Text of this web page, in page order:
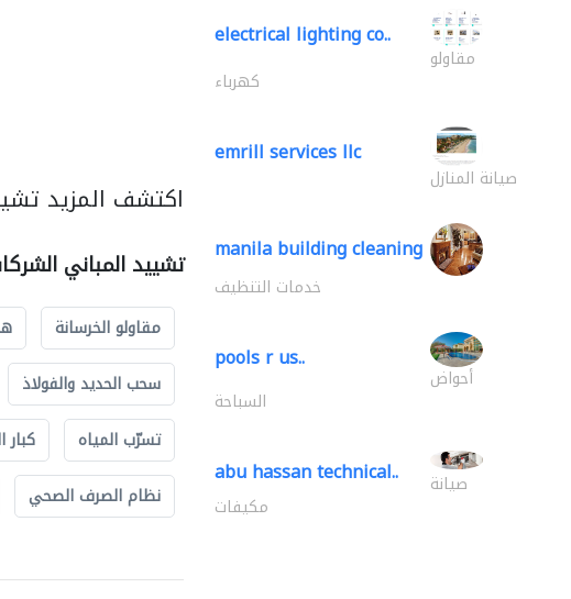
اكتشف المزيد
تشييد المباني
مقاولو الخرسانة
سحب الحديد والفولاذ
تسرّب المياه
كبار
نظام الصرف الصحي
electrical lighting co..
مقاولو
كهرباء
emrill services llc
صيانة المنازل
manila building cleaning
خدمات التنظيف
pools r us..
أحواض
السباحة
abu hassan technical.. صيانة
مكيفات